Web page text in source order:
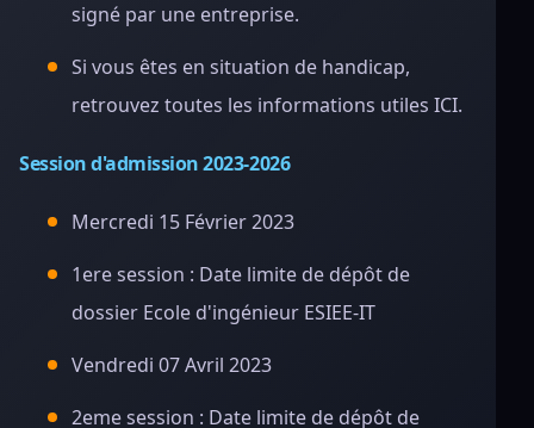
signé par une entreprise.
Si vous êtes en situation de handicap,
retrouvez toutes les informations utiles ICI.
Session d'admission 2023-2026
Mercredi 15 Février 2023
1ere session : Date limite de dépôt de
dossier Ecole d'ingénieur ESIEE-IT
Vendredi 07 Avril 2023
2eme session : Date limite de dépôt de